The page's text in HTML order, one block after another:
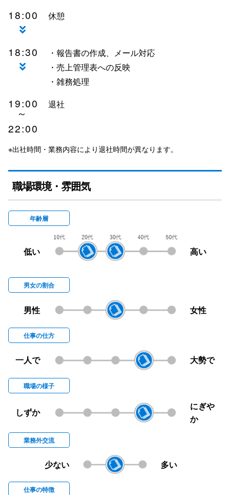
18:00 休憩
18:30
・報告書の作成、メール対応
・売上管理表への反映
・雑務処理
19:00
～
22:00
退社
※出社時間・業務内容により退社時間が異なります。
職場環境・雰囲気
年齢層
低い 高い
男女の割合
男性 女性
仕事の仕方
一人で 大勢で
職場の様子
しずか
にぎや
か
業務外交流
少ない 多い
仕事の特徴